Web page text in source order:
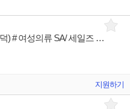
# ORR. 오르 # 오르도산/ 오르서울(공덕) # 여성의류 SA/ 세일즈 Staff
지원하기